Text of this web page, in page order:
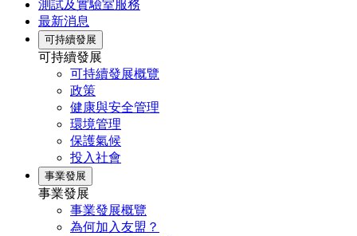
測試及實驗室服務
最新消息
可持續發展
可持續發展
可持續發展概覽
政策
健康與安全管理
環境管理
保護氣候
投入社會
事業發展
事業發展
事業發展概覽
為何加入友盟？